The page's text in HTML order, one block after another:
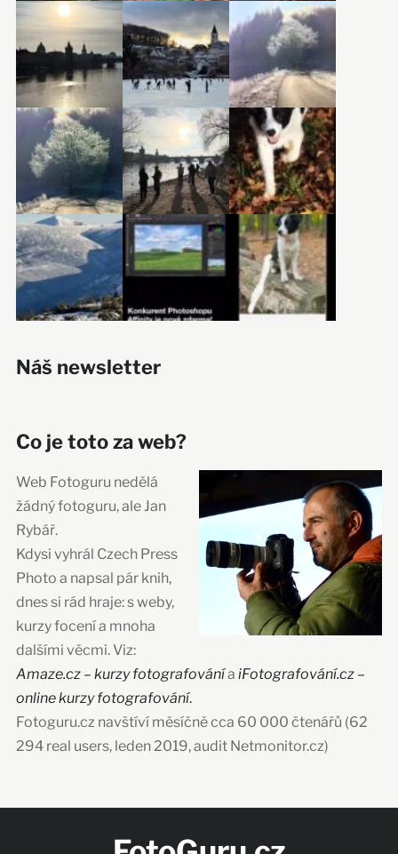
Náš newsletter
Co je toto za web?
Web Fotoguru nedělá
žádný fotoguru, ale Jan
Rybář.
Kdysi vyhrál Czech Press
Photo a napsal pár knih,
dnes si rád hraje: s weby,
kurzy focení a mnoha
dalšími věcmi. Viz:
Amaze.cz – kurzy fotografovánía iFotografování.cz –
online kurzy fotografování.
Fotoguru.cz navštíví měsíčně cca 60 000 čtenářů (62
294 real users, leden 2019, audit Netmonitor.cz)